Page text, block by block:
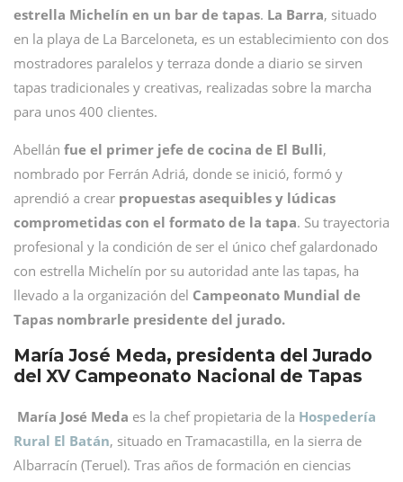
estrella Michelín en un bar de tapas. La Barra, situado
en la playa de La Barceloneta, es un establecimiento con dos
mostradores paralelos y terraza donde a diario se sirven
tapas tradicionales y creativas, realizadas sobre la marcha
para unos 400 clientes.
Abellán fue el primer jefe de cocina de El Bulli,
nombrado por Ferrán Adriá, donde se inició, formó y
aprendió a crear propuestas asequibles y lúdicas
comprometidas con el formato de la tapa. Su trayectoria
profesional y la condición de ser el único chef galardonado
con estrella Michelín por su autoridad ante las tapas, ha
llevado a la organización del Campeonato Mundial de
Tapas nombrarle presidente del jurado.
María José Meda, presidenta del Jurado
del XV Campeonato Nacional de Tapas
María José Meda es la chef propietaria de la Hospedería
Rural El Batán, situado en Tramacastilla, en la sierra de
Albarracín (Teruel). Tras años de formación en ciencias